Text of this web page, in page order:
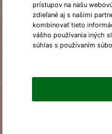
prístupov na našu
zdieľané aj s našimi
kombinovať tieto
vášho používania iných
súhlas s používaním